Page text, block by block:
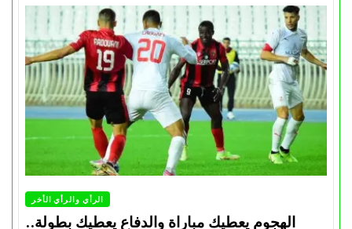
الرأي والرأي الأخر
الهجوم يعطيك مباراة والدفاع يعطيك بطولة..